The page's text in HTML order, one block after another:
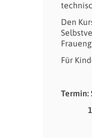
Den
Für
Termin: